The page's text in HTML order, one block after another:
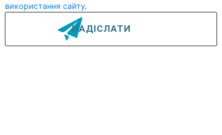
використання сайту.